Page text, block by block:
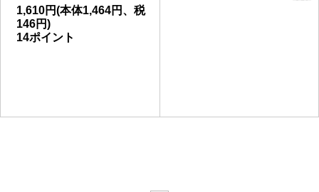
1,610円(本体1,464円、税
146円)
14ポイント